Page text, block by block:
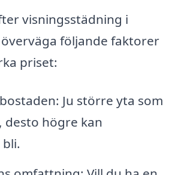
visningsstädning i
följande faktorer
priset:
Ju större yta som
desto högre kan